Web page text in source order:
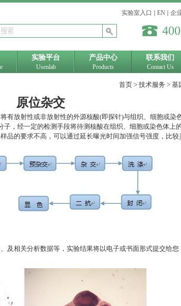
实验室入口 EN 企
实验平台
Usenlab
产品中心
Products
联系我们
Contact Us
首页 > 技术服务 > 基
原位杂交
有放射性或非放射性的外源核酸(即探针)与组织、细胞或染
，经一定的检测手段将待测核酸在组织、细胞或染色体上
品的要求不高，可以通过延长曝光时间加强信号强度，比较
及相关分析数据等，实验结果将以电子或书面形式提交给您